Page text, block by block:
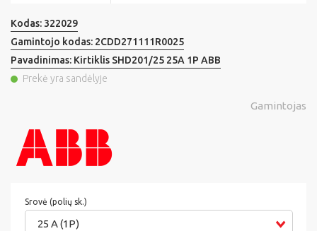
Kodas: 322029
Gamintojo kodas: 2CDD271111R0025
Pavadinimas: Kirtiklis SHD201/25 25A 1P ABB
Prekė yra sandėlyje
Gamintojas
Srovė (polių sk.)
25 A (1P)